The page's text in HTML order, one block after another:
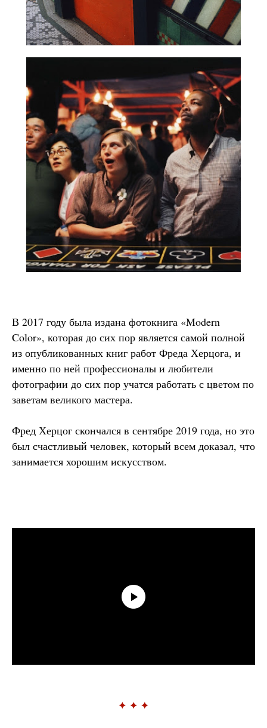
В 2017 году была издана фотокнига «Modern
Color», которая до сих пор является самой полной
из опубликованных книг работ Фреда Херцога, и
именно по ней профессионалы и любители
фотографии до сих пор учатся работать с цветом по
заветам великого мастера.
Фред Херцог скончался в сентябре 2019 года, но это
был счастливый человек, который всем доказал, что
занимается хорошим искусством.